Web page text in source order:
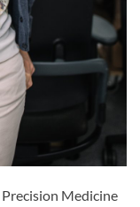
Medicine